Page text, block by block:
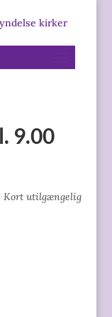
9.00
Kort utilgængelig